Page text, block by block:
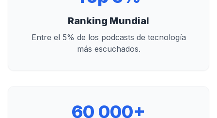
Ranking Mundial
Entre el 5% de los podcasts de tecnología
más escuchados.
60 000+